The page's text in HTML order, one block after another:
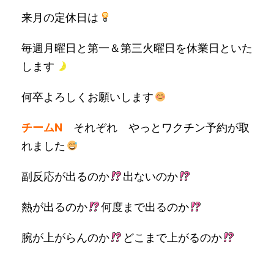
来月の定休日は
毎週月曜日と第一＆第三火曜日を休業日といた
します
何卒よろしくお願いします
チームN それぞれ やっとワクチン予約が取
れました
副反応が出るのか 出ないのか
熱が出るのか 何度まで出るのか
腕が上がらんのか どこまで上がるのか